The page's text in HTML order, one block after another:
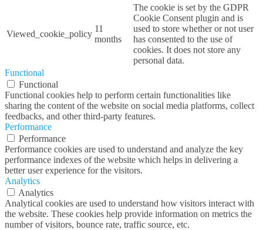
viewed_cookie_policy
11
months
The cookie is set by the GDPR
Cookie Consent plugin and is
used to store whether or not user
has consented to the use of
cookies. It does not store any
personal data.
Functional
Functional
Functional cookies help to perform certain functionalities like
sharing the content of the website on social media platforms, collect
feedbacks, and other third-party features.
Performance
Performance
Performance cookies are used to understand and analyze the key
performance indexes of the website which helps in delivering a
better user experience for the visitors.
Analytics
Analytics
Analytical cookies are used to understand how visitors interact with
the website. These cookies help provide information on metrics the
number of visitors, bounce rate, traffic source, etc.